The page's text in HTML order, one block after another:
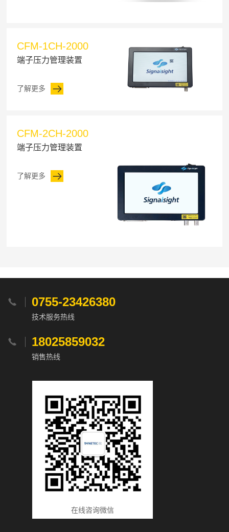
CFM-1CH-2000
端子压力管理装置
了解更多
CFM-2CH-2000
端子压力管理装置
了解更多
 0755-23426380
技术服务热线
 18025859032
销售热线
在线咨询微信